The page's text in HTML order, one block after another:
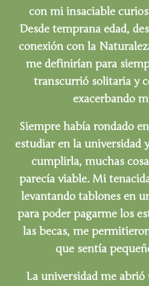
con mi insaciable
Desde temprana edad,
conexión con la
me definirían para
transcurrió solitaria y
exacerbando
Siempre había rondado
estudiar en la universidad
cumplirla, muchas
parecía viable. Mi
levantando tablones en
para poder pagarme los
las becas, me
que sentía
La universidad me